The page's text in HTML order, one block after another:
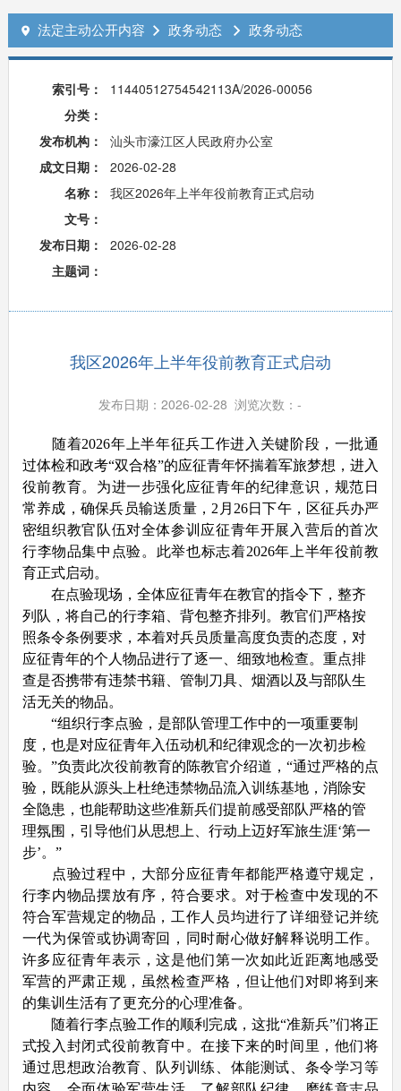
 法定主动公开内容  政务动态  政务动态
索引号：
11440512754542113A/2026-00056
分类：
发布机构：
汕头市濠江区人民政府办公室
成文日期：
2026-02-28
名称：
我区2026年上半年役前教育正式启动
文号：
发布日期：
2026-02-28
主题词：
我区2026年上半年役前教育正式启动
发布日期：2026-02-28 浏览次数：-
随着2026年上半年征兵工作进入关键阶段，一批通
过体检和政考“双合格”的应征青年怀揣着军旅梦想，进入
役前教育。为进一步强化应征青年的纪律意识，规范日
常养成，确保兵员输送质量，2月26日下午，区征兵办严
密组织教官队伍对全体参训应征青年开展入营后的首次
行李物品集中点验。此举也标志着2026年上半年役前教
育正式启动。
在点验现场，全体应征青年在教官的指令下，整齐
列队，将自己的行李箱、背包整齐排列。教官们严格按
照条令条例要求，本着对兵员质量高度负责的态度，对
应征青年的个人物品进行了逐一、细致地检查。重点排
查是否携带有违禁书籍、管制刀具、烟酒以及与部队生
活无关的物品。
“组织行李点验，是部队管理工作中的一项重要制
度，也是对应征青年入伍动机和纪律观念的一次初步检
验。”负责此次役前教育的陈教官介绍道，“通过严格的点
验，既能从源头上杜绝违禁物品流入训练基地，消除安
全隐患，也能帮助这些准新兵们提前感受部队严格的管
理氛围，引导他们从思想上、行动上迈好军旅生涯‘第一
步’。”
点验过程中，大部分应征青年都能严格遵守规定，
行李内物品摆放有序，符合要求。对于检查中发现的不
符合军营规定的物品，工作人员均进行了详细登记并统
一代为保管或协调寄回，同时耐心做好解释说明工作。
许多应征青年表示，这是他们第一次如此近距离地感受
军营的严肃正规，虽然检查严格，但让他们对即将到来
的集训生活有了更充分的心理准备。
随着行李点验工作的顺利完成，这批“准新兵”们将正
式投入封闭式役前教育中。在接下来的时间里，他们将
通过思想政治教育、队列训练、体能测试、条令学习等